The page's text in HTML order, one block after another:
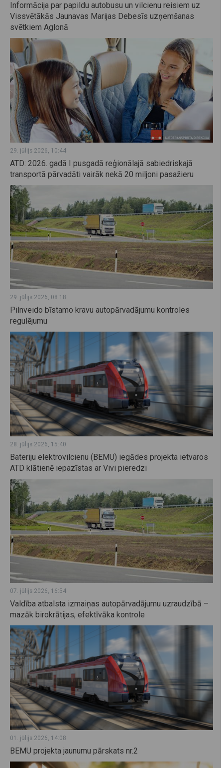
Informācija par papildu autobusu un vilcienu reisiem uz
Vissvētākās Jaunavas Marijas Debesīs uzņemšanas
svētkiem Aglonā
29. jūlijs 2026, 10:44
ATD: 2026. gadā I pusgadā reģionālajā sabiedriskajā
transportā pārvadāti vairāk nekā 20 miljoni pasažieru
29. jūlijs 2026, 08:18
Pilnveido bīstamo kravu autopārvadājumu kontroles
regulējumu
28. jūlijs 2026, 15:40
Bateriju elektrovilcienu (BEMU) iegādes projekta ietvaros
ATD klātienē iepazīstas ar Vivi pieredzi
07. jūlijs 2026, 16:54
Valdība atbalsta izmaiņas autopārvadājumu uzraudzībā –
mazāk birokrātijas, efektīvāka kontrole
01. jūlijs 2026, 14:08
BEMU projekta jaunumu pārskats nr.2